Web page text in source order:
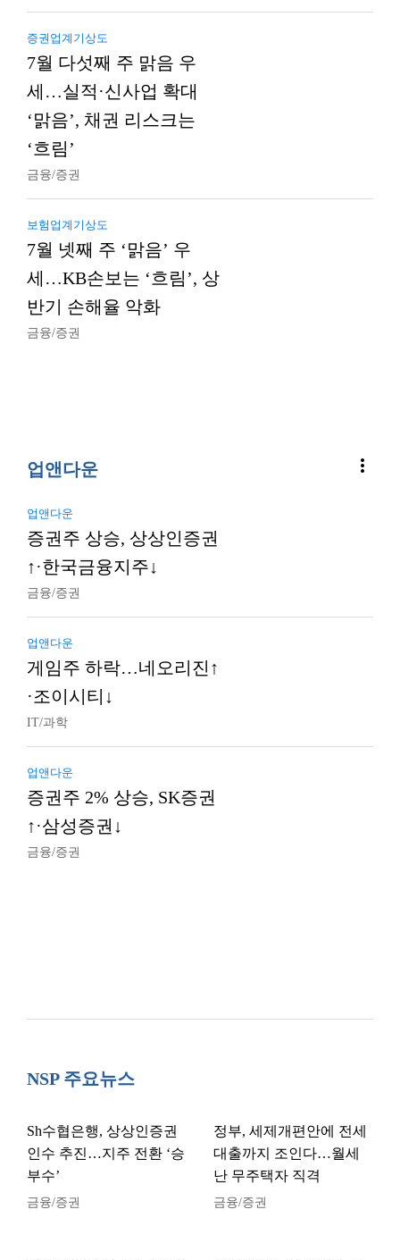
증권업계기상도
7월 다섯째 주 맑음 우
세…실적·신사업 확대
‘맑음’, 채권 리스크는
‘흐림’
금융/증권
보험업계기상도
7월 넷째 주 ‘맑음’ 우
세…KB손보는 ‘흐림’, 상
반기 손해율 악화
금융/증권
업앤다운 more_vert
업앤다운
증권주 상승, 상상인증권
↑·한국금융지주↓
금융/증권
업앤다운
게임주 하락…네오리진↑
·조이시티↓
IT/과학
업앤다운
증권주 2% 상승, SK증권
↑·삼성증권↓
금융/증권
NSP 주요뉴스
Sh수협은행, 상상인증권
인수 추진…지주 전환 ‘승
부수’
금융/증권
정부, 세제개편안에 전세
대출까지 조인다…월세
난 무주택자 직격
금융/증권